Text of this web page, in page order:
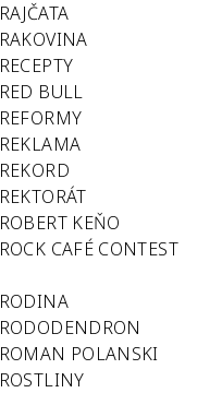
RAJČATA
RAKOVINA
RECEPTY
RED BULL
REFORMY
REKLAMA
REKORD
REKTORÁT
ROBERT KEŇO
ROCK CAFÉ CONTEST
RODINA
RODODENDRON
ROMAN POLANSKI
ROSTLINY